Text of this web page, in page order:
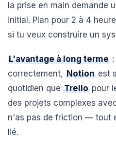
la prise en main demande
initial. Plan pour 2 à 4
si tu veux construire un
L'avantage à long terme
correctement, Notion est
quotidien que Trello pour
des projets complexes
n'as pas de friction — tout
lié.